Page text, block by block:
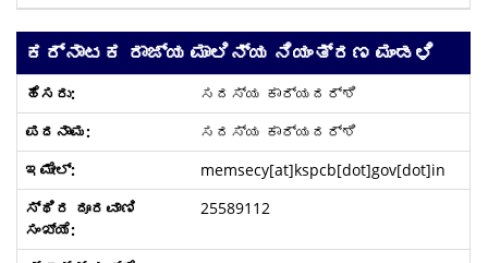
ಕರ್ನಾಟಕ ರಾಜ್ಯ ಮಾಲಿನ್ಯ ನಿಯಂತ್ರಣ ಮಂಡಳಿ
ಸದಸ್ಯ ಕಾರ್ಯದರ್ಶಿ
ಸದಸ್ಯ ಕಾರ್ಯದರ್ಶಿ
memsecy[at]kspcb[dot]gov[dot]in
25589112